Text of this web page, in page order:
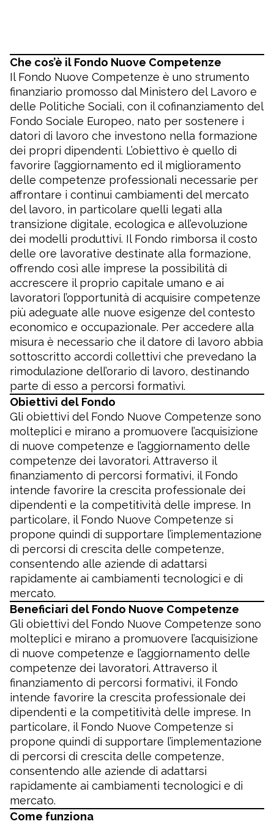
Che cos’è il Fondo Nuove Competenze
Il Fondo Nuove Competenze è uno strumento
finanziario promosso dal Ministero del Lavoro e
delle Politiche Sociali, con il cofinanziamento del
Fondo Sociale Europeo, nato per sostenere i
datori di lavoro che investono nella formazione
dei propri dipendenti. L’obiettivo è quello di
favorire l’aggiornamento ed il miglioramento
delle competenze professionali necessarie per
affrontare i continui cambiamenti del mercato
del lavoro, in particolare quelli legati alla
transizione digitale, ecologica e all’evoluzione
dei modelli produttivi. Il Fondo rimborsa il costo
delle ore lavorative destinate alla formazione,
offrendo così alle imprese la possibilità di
accrescere il proprio capitale umano e ai
lavoratori l’opportunità di acquisire competenze
più adeguate alle nuove esigenze del contesto
economico e occupazionale. Per accedere alla
misura è necessario che il datore di lavoro abbia
sottoscritto accordi collettivi che prevedano la
rimodulazione dell’orario di lavoro, destinando
parte di esso a percorsi formativi.
Obiettivi del Fondo
Gli obiettivi del Fondo Nuove Competenze sono
molteplici e mirano a promuovere l’acquisizione
di nuove competenze e l’aggiornamento delle
competenze dei lavoratori. Attraverso il
finanziamento di percorsi formativi, il Fondo
intende favorire la crescita professionale dei
dipendenti e la competitività delle imprese. In
particolare, il Fondo Nuove Competenze si
propone quindi di supportare l’implementazione
di percorsi di crescita delle competenze,
consentendo alle aziende di adattarsi
rapidamente ai cambiamenti tecnologici e di
mercato.
Beneficiari del Fondo Nuove Competenze
Gli obiettivi del Fondo Nuove Competenze sono
molteplici e mirano a promuovere l’acquisizione
di nuove competenze e l’aggiornamento delle
competenze dei lavoratori. Attraverso il
finanziamento di percorsi formativi, il Fondo
intende favorire la crescita professionale dei
dipendenti e la competitività delle imprese. In
particolare, il Fondo Nuove Competenze si
propone quindi di supportare l’implementazione
di percorsi di crescita delle competenze,
consentendo alle aziende di adattarsi
rapidamente ai cambiamenti tecnologici e di
mercato.
Come funziona